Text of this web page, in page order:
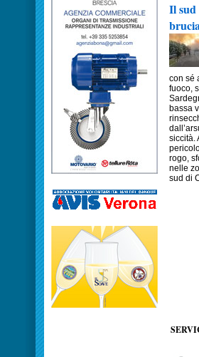
Il
con sé
fuoco,
bassa
siccità.
rogo,
nelle
sud di